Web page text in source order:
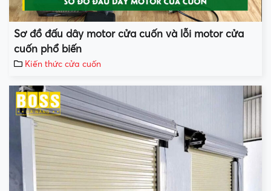
Sơ đồ đấu dây motor cửa cuốn và lỗi motor cửa
cuốn phổ biến
Kiến thức cửa cuốn